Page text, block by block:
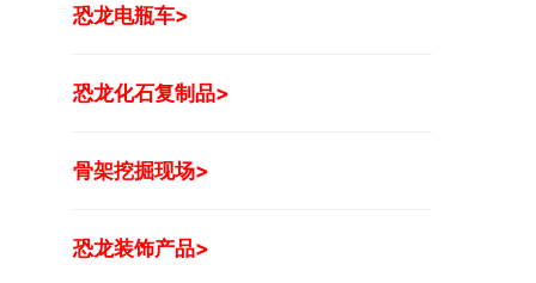
恐龙电瓶车>
恐龙化石复制品>
骨架挖掘现场>
恐龙装饰产品>